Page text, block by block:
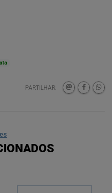
PARTILHAR: